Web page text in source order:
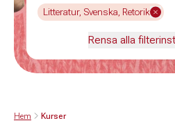
Litteratur, Svenska, Retorik
Rensa alla
Hem Kurser